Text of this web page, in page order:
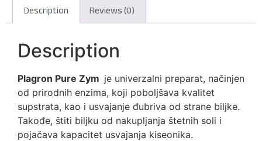
Description Reviews (0)
Description
Plagron Pure Zym je univerzalni preparat, načinjen
od prirodnih enzima, koji poboljšava kvalitet
supstrata, kao i usvajanje đubriva od strane biljke.
Takođe, štiti biljku od nakupljanja štetnih soli i
pojačava kapacitet usvajanja kiseonika.